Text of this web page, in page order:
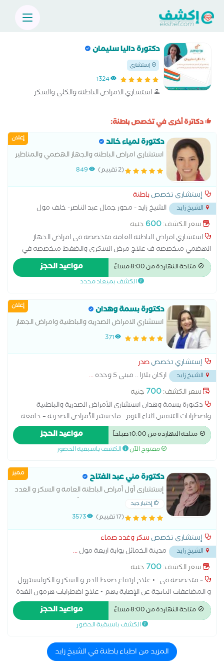
دكتورة داليا سليمان
إستشاري
1324
استشاري الامراض الباطنة والكلي والسكر
دكاترة أخرى في تخصص باطنة:
إعلان دكتورة لمياء خالد
استشاري امراض الباطنه والجهاز الهضمي والمناظير
(2 تقييم) 849
إستشاري تخصصباطنة
الشيخ زايد
الشيخ زايد - محور جمال عبد الناصر- خلف مول
العرب...
سعر الكشف:600 جنيه
استشاري امراض الباطنه العامه متخصصه في امراض الجهاز
الهضمي متخصصه ف علاج مرض السكري والضغط متخصصه في
التغذيه العلاجيه لمرضي السكري والضغط وكبار السن متخصصه ف
المناظيرمتاحة النهاردة من 8:00 مساءً مواعيد الحجز
الكشف بميعاد محدد
إعلان دكتورة بسمة وهدان
استشاري الامراض الصدريه والباطنية وامراض الجهاز
التنفسي واضطارابات التنفس اثناء النوم
371
إستشاري تخصصصدر
الشيخ زايد اركان بلازا .. مبني 5 وحده
...
سعر الكشف:700 جنيه
دكتورة بسمة وهدان استشاري الأمراض الصدرية والباطنية
واضطرابات التنفس اثناء النوم . ماجستير الأمراض الصدرية – جامعة
الإسكندرية دبلوم الباطنة العامة – جامعة الأزهر الشريف البورد
المصري للأمراض الصدرية_ مستشفى صدر العباسية .
متاحة النهاردة من 10:00 صباحاً مواعيد الحجز
مفتوح الآن الكشف باسبقية الحضور
مميز دكتورة مني عبد الفتاح
إستشارى أول أمراض الباطنة العامة و السكر و الغدد
الصماء - كلية الطب جامعة الأزهر
إختيار جيد
(17 تقييم) 3573
إستشاري تخصص سكر وغدد صماء
الشيخ زايد مدينة الخمائل بوابة اربعة مول...
سعر الكشف:700 جنيه
~ متخصصة في : • علاج ارتفاع ضغط الدم و السكر و الكوليسترول
و المضاعفات الناتجة عن الإصابة بهم • علاج اضطرابات هرمون الغدة
الدرقية • علاج أمراض المعدة و الاثنى عشر و القولون و المرارة • علاج
إلتهابات الأعصاب الطرفية الناتجة عن الإصابة بمرض السكرى • متابعة
و علاج حالات هشاشة العظام • متابعة و علاج حالات فقر الدم •
فقر الدم • متابعة و علاج مرضى حساسية الصدر و إلتهابات الشعب
متاحة النهاردة من 8:00 مساءً مواعيد الحجز
الكشف باسبقية الحضور
المزيد من اطباء باطنة في الشيخ زايد